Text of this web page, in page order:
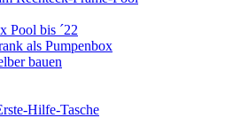
Pool bis ´22
als Pumpenbox
bauen
Hilfe-Tasche